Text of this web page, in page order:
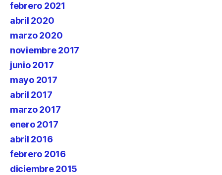
febrero 2021
abril 2020
marzo 2020
noviembre 2017
junio 2017
mayo 2017
abril 2017
marzo 2017
enero 2017
abril 2016
febrero 2016
diciembre 2015